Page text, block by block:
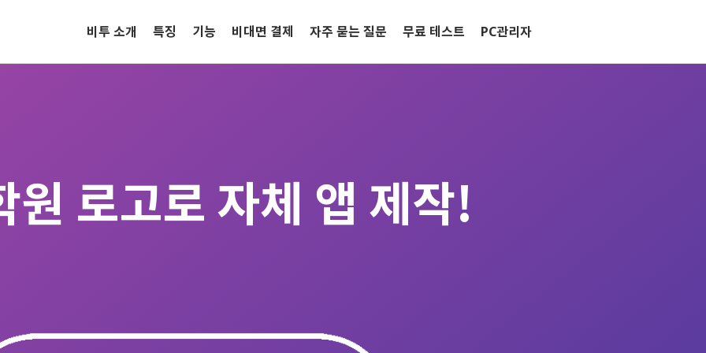
비투 소개 특징 기능 비대면 결제 자주 묻는 질문 무료 테스트 PC관리자
원 로고로 자체 앱 제작!